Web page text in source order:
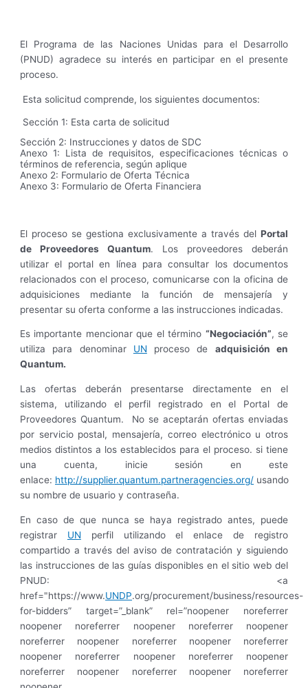
El Programa de las Naciones Unidas para el Desarrollo
(PNUD) agradece su interés en participar en el presente
proceso.
Esta solicitud comprende, los siguientes documentos:
Sección 1: Esta carta de solicitud
Sección 2: Instrucciones y datos de SDC
Anexo 1: Lista de requisitos, especificaciones técnicas o
términos de referencia, según aplique
Anexo 2: Formulario de Oferta Técnica
Anexo 3: Formulario de Oferta Financiera
El proceso se gestiona exclusivamente a través del Portal
de Proveedores Quantum. Los proveedores deberán
utilizar el portal en línea para consultar los documentos
relacionados con el proceso, comunicarse con la oficina de
adquisiciones mediante la función de mensajería y
presentar su oferta conforme a las instrucciones indicadas.
Es importante mencionar que el término “Negociación”, se
utiliza para denominar UN proceso de adquisición en
Quantum.
Las ofertas deberán presentarse directamente en el
sistema, utilizando el perfil registrado en el Portal de
Proveedores Quantum. No se aceptarán ofertas enviadas
por servicio postal, mensajería, correo electrónico u otros
medios distintos a los establecidos para el proceso. si tiene
una cuenta, inicie sesión en este
enlace: http://supplier.quantum.partneragencies.org/ usando
su nombre de usuario y contraseña.
En caso de que nunca se haya registrado antes, puede
registrar UN perfil utilizando el enlace de registro
compartido a través del aviso de contratación y siguiendo
las instrucciones de las guías disponibles en el sitio web del
PNUD: <a
href="https://www.UNDP.org/procurement/business/resources-
for-bidders” target=”_blank” rel=”noopener noreferrer
noopener noreferrer noopener noreferrer noopener
noreferrer noopener noreferrer noopener noreferrer
noopener noreferrer noopener noreferrer noopener
noreferrer noopener noreferrer noopener noreferrer